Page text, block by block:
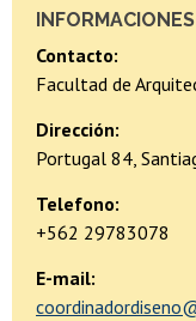
INFORMACIONES
Contacto:
Facultad de
Dirección:
Portugal 84,
Telefono:
+562 29783078
E-mail: